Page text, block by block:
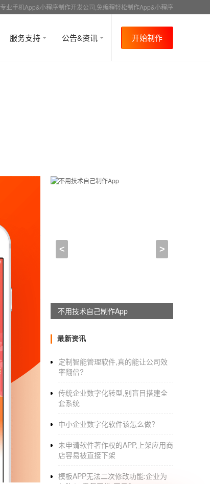
专业手机App&小程序制作开发公司,免编程轻松制作App&小程序
服务支持 公告&资讯 开始制作
2021-10-06 03:30:00
很多人想在安卓软件开发
很多人想去开发，学安卓软件，但是又担心
卓软件开发并不难，怎么能成为大牛呢，那么
首先，你必须具备一定的Java基础知识。
高层建筑从基础开始。要学好软件开发，你必
程中，经常使用Linux命令是必要的。作为程
们无法与其他程序员交流
学安卓软件难吗开发？京丹娜优先。
< >
不用技术自己制作App
最新资讯
定制智能管理软件,真的能让公司效
率翻倍?
传统企业数字化转型,别盲目搭建全
套系统
中小企业数字化软件该怎么做?
未申请软件著作权的APP,上架应用商
店容易被直接下架
模板APP无法二次修改功能:企业为